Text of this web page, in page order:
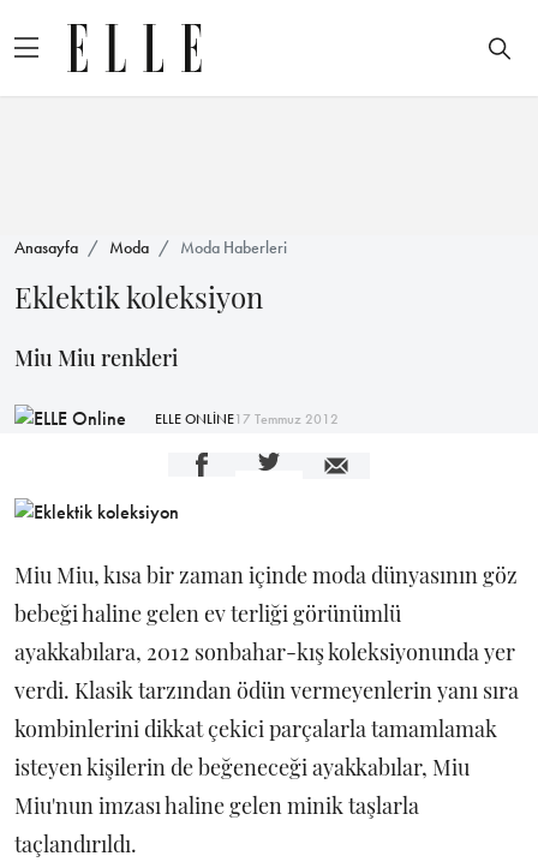
Anasayfa Moda Moda Haberleri
Eklektik koleksiyon
Miu Miu renkleri
ELLE ONLİNE17 Temmuz 2012
Miu Miu, kısa bir zaman içinde moda dünyasının göz
bebeği haline gelen ev terliği görünümlü
ayakkabılara, 2012 sonbahar-kış koleksiyonunda yer
verdi. Klasik tarzından ödün vermeyenlerin yanı sıra
kombinlerini dikkat çekici parçalarla tamamlamak
isteyen kişilerin de beğeneceği ayakkabılar, Miu
Miu'nun imzası haline gelen minik taşlarla
taçlandırıldı.